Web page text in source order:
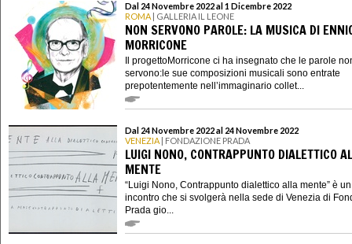
Dal 24 Novembre 2022 al 1 Dicembre 2022
ROMA | GALLERIA IL LEONE
NON SERVONO PAROLE: LA MUSICA DI
MORRICONE
Il progettoMorricone ci ha insegnato che le parole
servono:le sue composizioni musicali sono entrate
prepotentemente nell’immaginario collet...
Dal 24 Novembre 2022 al 24 Novembre 2022
VENEZIA | FONDAZIONE PRADA
LUIGI NONO, CONTRAPPUNTO DIALETTICO
MENTE
“Luigi Nono, Contrappunto dialettico alla mente” è un
incontro che si svolgerà nella sede di Venezia di
Prada gio...